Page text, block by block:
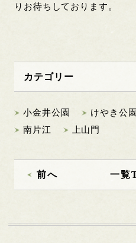
りお待ちしております。
カテゴリー
小金井公園 けやき公園
南片江
上山門
前へ 一覧